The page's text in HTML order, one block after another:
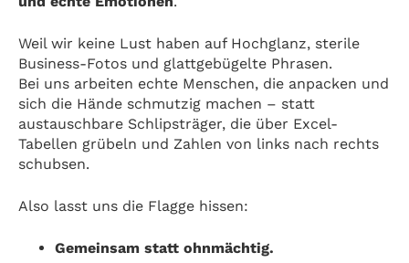
Weil wir keine Lust haben auf Hochglanz, sterile
Business-Fotos und glattgebügelte Phrasen.
Bei uns arbeiten echte Menschen, die anpacken und
sich die Hände schmutzig machen – statt
austauschbare Schlipsträger, die über Excel-
Tabellen grübeln und Zahlen von links nach rechts
schubsen.
Also lasst uns die Flagge hissen:
Gemeinsam statt ohnmächtig.